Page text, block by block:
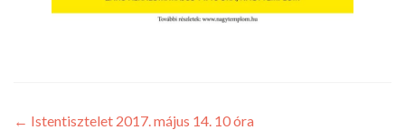
← Istentisztelet 2017. május 14. 10 óra